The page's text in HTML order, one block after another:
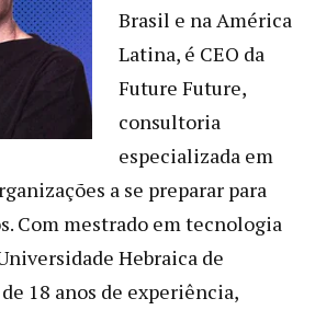
Brasil e na América
Latina, é CEO da
Future Future,
consultoria
especializada em
a se preparar para
Com mestrado em tecnologia
Hebraica de
18 anos de experiência,